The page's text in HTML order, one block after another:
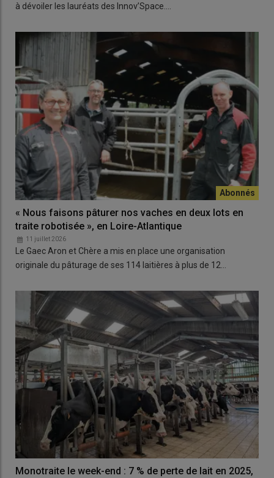
à dévoiler les lauréats des Innov’Space.…
« Nous faisons pâturer nos vaches en deux lots en
traite robotisée », en Loire-Atlantique
11 juillet 2026
Le Gaec Aron et Chère a mis en place une organisation
originale du pâturage de ses 114 laitières à plus de 12…
Monotraite le week-end : 7 % de perte de lait en 2025,